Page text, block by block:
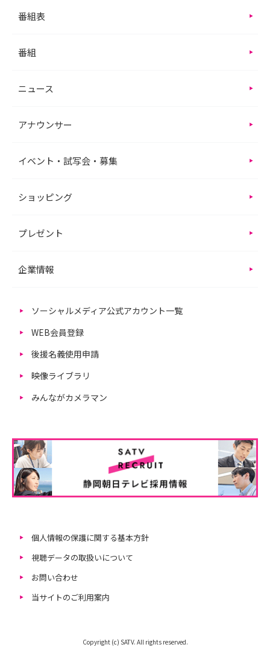
番組表
番組
ニュース
アナウンサー
イベント・試写会・募集
ショッピング
プレゼント
企業情報
ソーシャルメディア公式アカウント一覧
WEB会員登録
後援名義使用申請
映像ライブラリ
みんながカメラマン
個人情報の保護に関する基本方針
視聴データの取扱いについて
お問い合わせ
当サイトのご利用案内
Copyright (c) SATV. All rights reserved.